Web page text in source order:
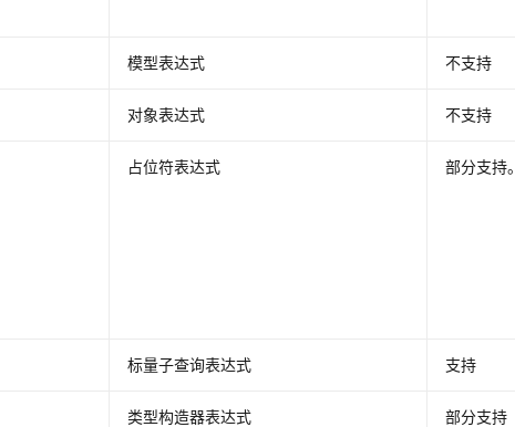
模型表达式 不支持
对象表达式 不支持
占位符表达式 部分支持。
标量子查询表达式 支持
类型构造器表达式 部分支持